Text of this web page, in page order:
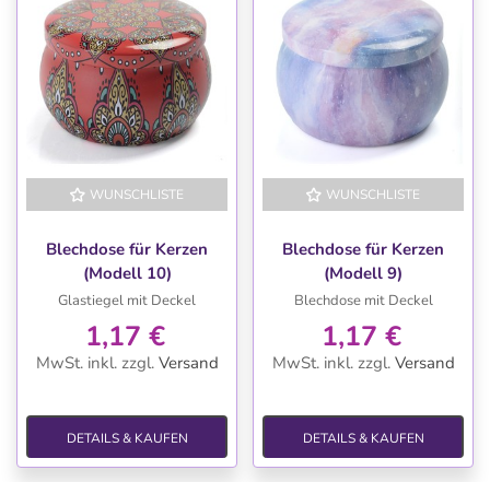
WUNSCHLISTE
Blechdose für Kerzen
(Modell 10)
Glastiegel mit Deckel
1,17 €
MwSt. inkl. zzgl. Versand
DETAILS & KAUFEN
WUNSCHLISTE
Blechdose für Kerzen
(Modell 9)
Blechdose mit Deckel
1,17 €
MwSt. inkl. zzgl. Versand
DETAILS & KAUFEN